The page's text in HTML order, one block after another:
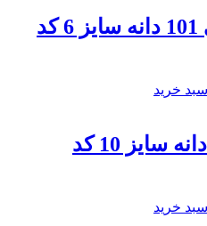
تسبیح حدید صینی 101 دانه سایز 6 کد
خرید
تسبیح فیروزه 33 دانه سایز 10 کد
خرید